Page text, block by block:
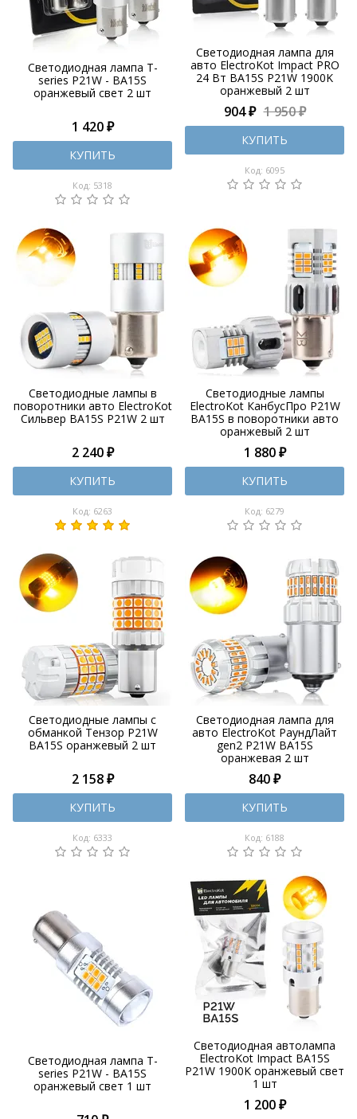
Светодиодная лампа T-
series P21W - BA15S
оранжевый свет 2 шт
1 420 ₽
КУПИТЬ
Код: 5318
Светодиодная лампа для
авто ElectroKot Impact PRO
24 Вт BA15S P21W 1900K
оранжевый 2 шт
904 ₽ 1 950 ₽
КУПИТЬ
Код: 6095
Светодиодные лампы в
поворотники авто ElectroKot
Сильвер BA15S P21W 2 шт
2 240 ₽
КУПИТЬ
Код: 6263
Светодиодные лампы
ElectroKot КанбусПро P21W
BA15S в поворотники авто
оранжевый 2 шт
1 880 ₽
КУПИТЬ
Код: 6279
Светодиодные лампы с
обманкой Тензор P21W
BA15S оранжевый 2 шт
2 158 ₽
КУПИТЬ
Код: 6333
Светодиодная лампа для
авто ElectroKot РаундЛайт
gen2 P21W BA15S
оранжевая 2 шт
840 ₽
КУПИТЬ
Код: 6188
Светодиодная лампа T-
series P21W - BA15S
оранжевый свет 1 шт
Светодиодная автолампа
ElectroKot Impact BA15S
P21W 1900K оранжевый свет
1 шт
1 200 ₽